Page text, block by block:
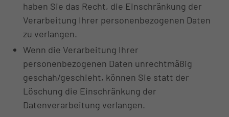
haben Sie das Recht, die Einschränkung der
Verarbeitung Ihrer personenbezogenen Daten
zu verlangen.
Wenn die Verarbeitung Ihrer
personenbezogenen Daten unrechtmäßig
geschah/geschieht, können Sie statt der
Löschung die Einschränkung der
Datenverarbeitung verlangen.